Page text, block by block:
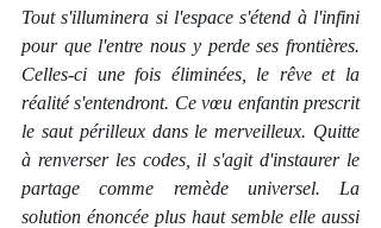
Tout s'illuminera si l'espace s'étend à l'infini
pour que l'entre nous y perde ses frontières.
Celles-ci une fois éliminées, le rêve et la
réalité s'entendront. Ce vœu enfantin prescrit
le saut périlleux dans le merveilleux. Quitte
à renverser les codes, il s'agit d'instaurer le
partage comme remède universel. La
solution énoncée plus haut semble elle aussi